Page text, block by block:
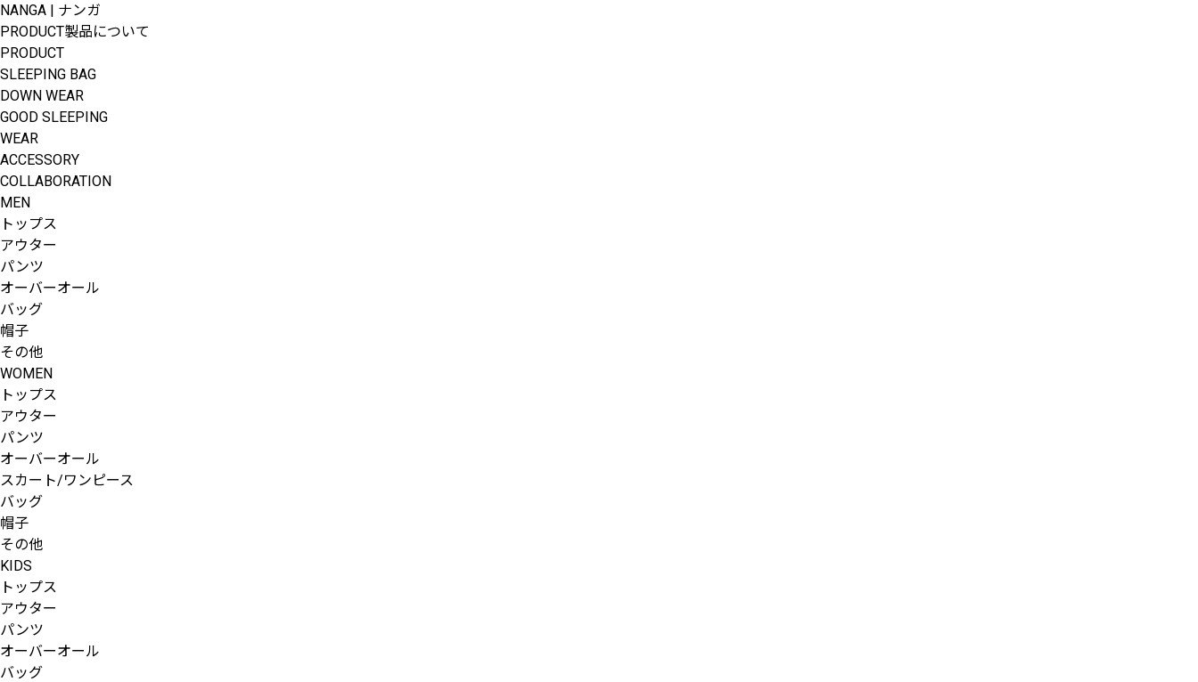
NANGA | ナンガ
PRODUCT製品について
PRODUCT
SLEEPING BAG
DOWN WEAR
GOOD SLEEPING
WEAR
ACCESSORY
COLLABORATION
MEN
トップス
アウター
パンツ
オーバーオール
バッグ
帽子
その他
WOMEN
トップス
アウター
パンツ
オーバーオール
スカート/ワンピース
バッグ
帽子
その他
KIDS
トップス
アウター
パンツ
オーバーオール
バッグ